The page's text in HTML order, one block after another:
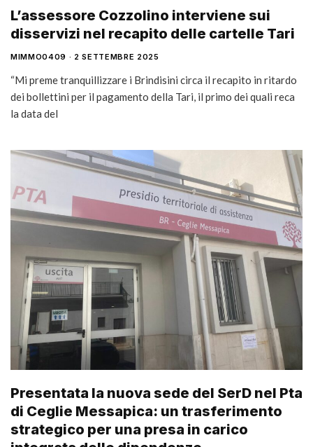
L’assessore Cozzolino interviene sui
disservizi nel recapito delle cartelle Tari
MIMMO0409 2 SETTEMBRE 2025
“Mi preme tranquillizzare i Brindisini circa il recapito in ritardo
dei bollettini per il pagamento della Tari, il primo dei quali reca
la data del
Presentata la nuova sede del SerD nel Pta
di Ceglie Messapica: un trasferimento
strategico per una presa in carico